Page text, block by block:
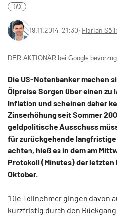
DAX
19.11.2014, 21:30‧ Florian
DER AKTIONÄR bei Google
Die US-Notenbanker machen
Ölpreise Sorgen über einen zu
Inflation und scheinen daher
Zinserhöhung seit Sommer
geldpolitische Ausschuss
für zurückgehende
achten, hieß es in dem am
Protokoll (Minutes) der letzten
Oktober.
"Die Teilnehmer gingen davon
kurzfristig durch den